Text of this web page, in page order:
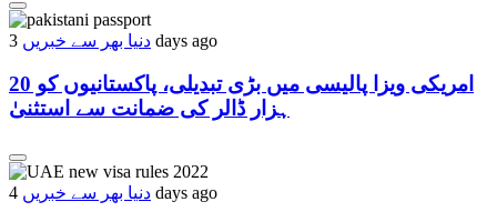
دنیا بھر سے خبریں 3 days ago
امریکی ویزا پالیسی میں بڑی تبدیلی، پاکستانیوں کو 20
ہزار ڈالر کی ضمانت سے استثنیٰ
دنیا بھر سے خبریں 4 days ago